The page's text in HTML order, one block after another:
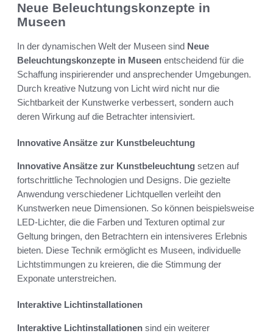
Neue Beleuchtungskonzepte in
Museen
In der dynamischen Welt der Museen sind Neue
Beleuchtungskonzepte in Museen entscheidend für die
Schaffung inspirierender und ansprechender Umgebungen.
Durch kreative Nutzung von Licht wird nicht nur die
Sichtbarkeit der Kunstwerke verbessert, sondern auch
deren Wirkung auf die Betrachter intensiviert.
Innovative Ansätze zur Kunstbeleuchtung
Innovative Ansätze zur Kunstbeleuchtung setzen auf
fortschrittliche Technologien und Designs. Die gezielte
Anwendung verschiedener Lichtquellen verleiht den
Kunstwerken neue Dimensionen. So können beispielsweise
LED-Lichter, die die Farben und Texturen optimal zur
Geltung bringen, den Betrachtern ein intensiveres Erlebnis
bieten. Diese Technik ermöglicht es Museen, individuelle
Lichtstimmungen zu kreieren, die die Stimmung der
Exponate unterstreichen.
Interaktive Lichtinstallationen
Interaktive Lichtinstallationen sind ein weiterer